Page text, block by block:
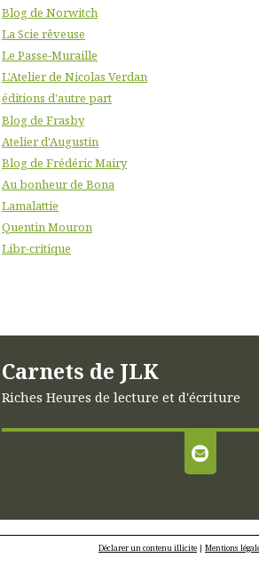
Blog de Norwitch
La Scie rêveuse
Le Passe-Muraille
L'Atelier de Nicolas Verdan
éditions d'autre part
Blog de Frasby
Atelier d'Augustin
Blog de Frédéric Mairy
Au bonheur de Bona
Lamalattie
Quentin Mouron
Libr-critique
Carnets de JLK
Riches Heures de lecture et d'écriture
Déclarer un contenu illicite | Mentions